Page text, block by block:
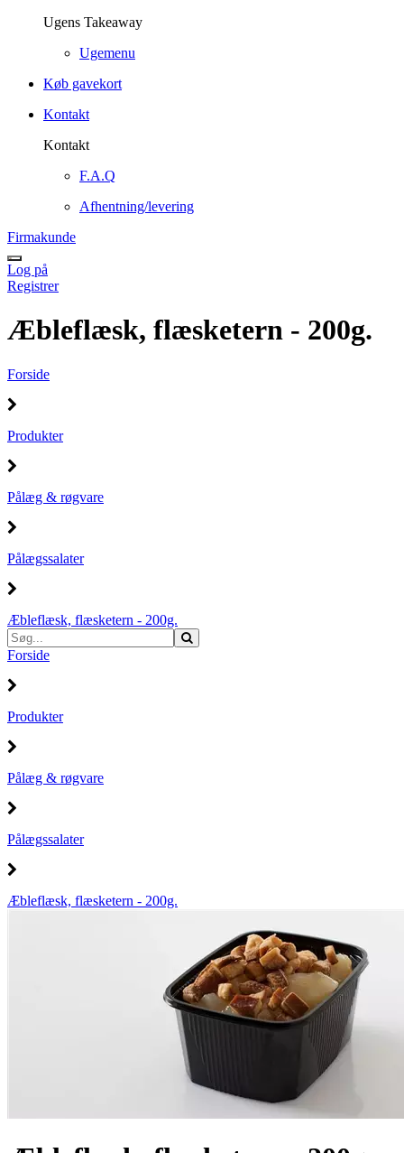
Ugens Takeaway
Ugemenu
Køb gavekort
Kontakt
Kontakt
F.A.Q
Afhentning/levering
Firmakunde
Log på
Registrer
Æbleflæsk, flæsketern - 200g.
Forside
Produkter
Pålæg & røgvare
Pålægssalater
Æbleflæsk, flæsketern - 200g.
Forside
Produkter
Pålæg & røgvare
Pålægssalater
Æbleflæsk, flæsketern - 200g.